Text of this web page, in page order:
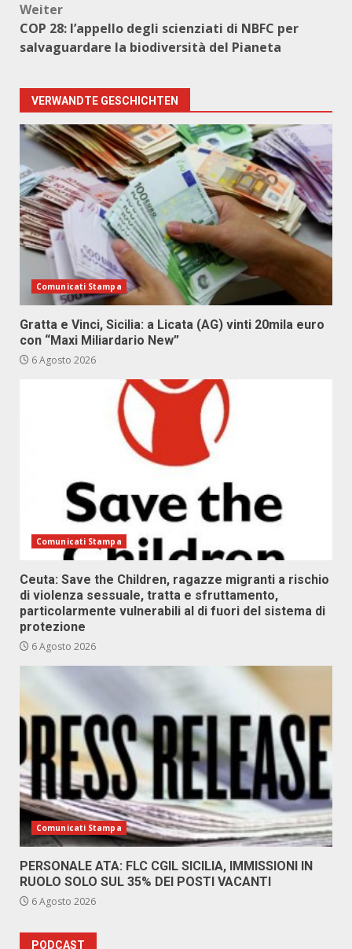
Weiter
COP 28: l’appello degli scienziati di NBFC per
salvaguardare la biodiversità del Pianeta
VERWANDTE GESCHICHTEN
Comunicati Stampa
Gratta e Vinci, Sicilia: a Licata (AG) vinti 20mila euro
con “Maxi Miliardario New”
6 Agosto 2026
Comunicati Stampa
Ceuta: Save the Children, ragazze migranti a rischio
di violenza sessuale, tratta e sfruttamento,
particolarmente vulnerabili al di fuori del sistema di
protezione
6 Agosto 2026
Comunicati Stampa
PERSONALE ATA: FLC CGIL SICILIA, IMMISSIONI IN
RUOLO SOLO SUL 35% DEI POSTI VACANTI
6 Agosto 2026
PODCAST